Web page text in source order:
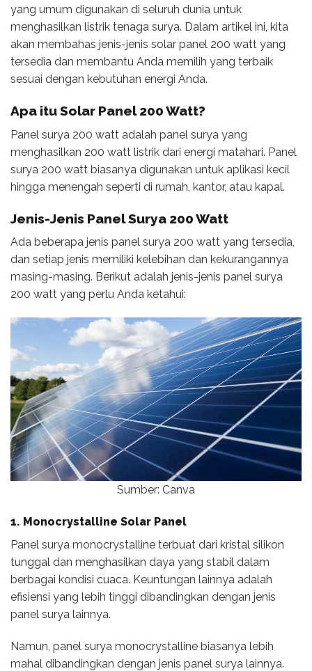
yang umum digunakan di seluruh dunia untuk
menghasilkan listrik tenaga surya. Dalam artikel ini, kita
akan membahas jenis-jenis solar panel 200 watt yang
tersedia dan membantu Anda memilih yang terbaik
sesuai dengan kebutuhan energi Anda.
Apa ituSolar Panel 200 Watt?
Panel surya 200 watt adalah panel surya yang
menghasilkan 200 watt listrik dari energi matahari. Panel
surya 200 watt biasanya digunakan untuk aplikasi kecil
hingga menengah seperti di rumah, kantor, atau kapal.
Jenis-Jenis Panel Surya 200 Watt
Ada beberapa jenis panel surya 200 watt yang tersedia,
dan setiap jenis memiliki kelebihan dan kekurangannya
masing-masing. Berikut adalah jenis-jenis panel surya
200 watt yang perlu Anda ketahui:
Sumber: Canva
1. Monocrystalline Solar Panel
Panel surya monocrystalline terbuat dari kristal silikon
tunggal dan menghasilkan daya yang stabil dalam
berbagai kondisi cuaca. Keuntungan lainnya adalah
efisiensi yang lebih tinggi dibandingkan dengan jenis
panel surya lainnya.
Namun, panel surya monocrystalline biasanya lebih
mahal dibandingkan dengan jenis panel surya lainnya.